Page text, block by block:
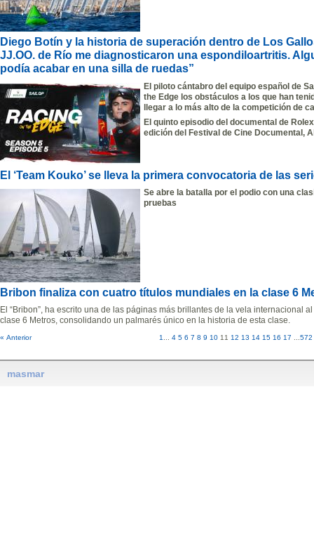
Diego Botín y la historia de superación dentro de Los
JJ.OO. de Río me diagnosticaron una espondiloartritis.
podía acabar en una silla de ruedas”
El piloto cántabro del equipo español de
the Edge los obstáculos a los que han
llegar a lo más alto de la competición de
El quinto episodio del documental de
edición del Festival de Cine Documental,
El ‘Team Kouko’ se lleva la primera convocatoria de las
Se abre la batalla por el podio con una
pruebas
Bribon finaliza con cuatro títulos mundiales en la clase 6
El “Bribon”, ha escrito una de las páginas más brillantes de la vela internacional
clase 6 Metros, consolidando un palmarés único en la historia de esta clase.
« Anterior 1... 4 5 6 7 8 9 10 11 12 13 14 15 16 17 ...572
masmar